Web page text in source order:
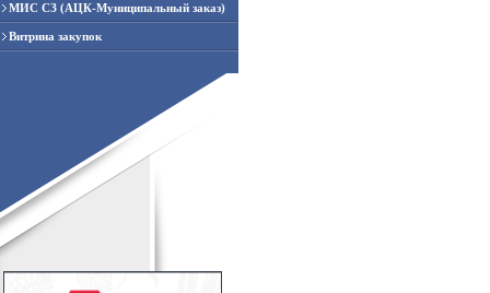
МИС СЗ (АЦК-Муниципальный заказ)
Витрина закупок